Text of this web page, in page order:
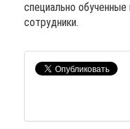
специально
сотрудники.